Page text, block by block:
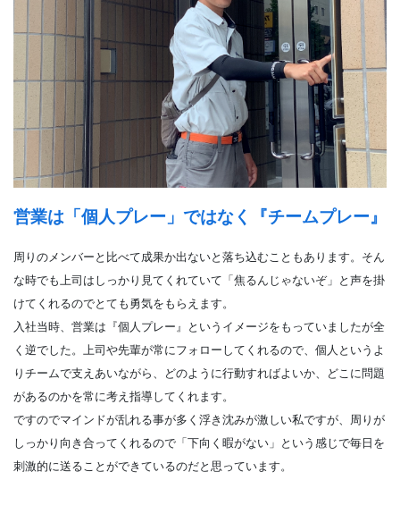
営業は「個人プレー」ではなく『チームプレー』
周りのメンバーと比べて成果か出ないと落ち込むこともあります。そん
な時でも上司はしっかり見てくれていて「焦るんじゃないぞ」と声を掛
けてくれるのでとても勇気をもらえます。
入社当時、営業は『個人プレー』というイメージをもっていましたが全
く逆でした。上司や先輩が常にフォローしてくれるので、個人というよ
りチームで支えあいながら、どのように行動すればよいか、どこに問題
があるのかを常に考え指導してくれます。
ですのでマインドが乱れる事が多く浮き沈みが激しい私ですが、周りが
しっかり向き合ってくれるので「下向く暇がない」という感じで毎日を
刺激的に送ることができているのだと思っています。